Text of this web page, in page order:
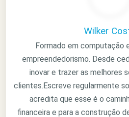
Wilker
Formado em computação
empreendedorismo. Desde
inovar e trazer as melhores
clientes.Escreve regularmente
acredita que esse é o
financeira e para a construção